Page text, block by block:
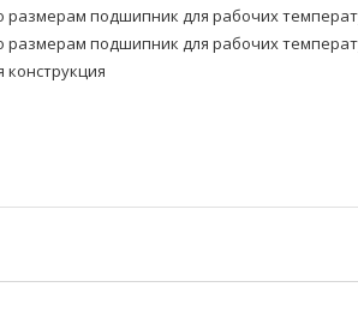
подшипник для рабочих
подшипник для рабочих